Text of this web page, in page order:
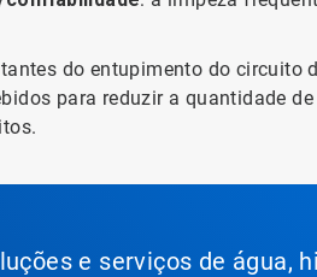
do entupimento do circuito
para reduzir a quantidade
e serviços de água,